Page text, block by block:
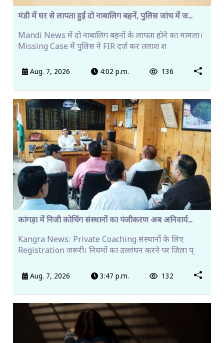
मंडी में घर से लापता हुईं दो नाबालिग बहनें, पुलिस जांच में ज...
Mandi News में दो नाबालिग बहनों के लापता होने का मामला।
Missing Case में पुलिस ने FIR दर्ज कर तलाश श
Aug. 7, 2026 4:02 p.m. 136
कांगड़ा में निजी कोचिंग संस्थानों का पंजीकरण अब अनिवार्य...
Kangra News: Private Coaching संस्थानों के लिए
Registration जरूरी। नियमों का उल्लंघन करने पर जिला प्
Aug. 7, 2026 3:47 p.m. 132